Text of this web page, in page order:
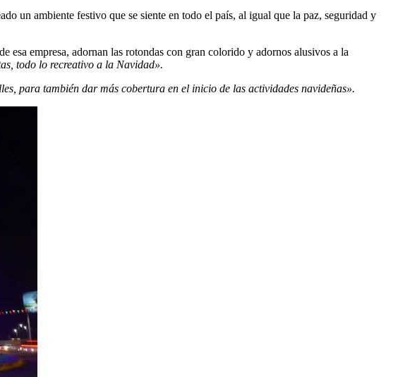
un ambiente festivo que se siente en todo el país, al igual que la paz, seguridad y
empresa, adornan las rotondas con gran colorido y adornos alusivos a la
todo lo recreativo a la Navidad».
para también dar más cobertura en el inicio de las actividades navideñas».